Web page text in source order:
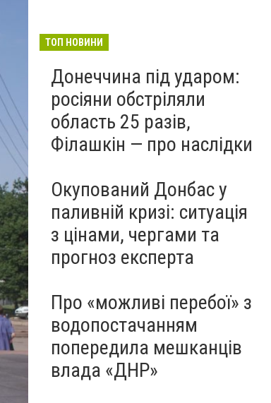
ТОП НОВИНИ
Донеччина під ударом:
росіяни обстріляли
область 25 разів,
Філашкін — про наслідки
Окупований Донбас у
паливній кризі: ситуація
з цінами, чергами та
прогноз експерта
Про «можливі перебої» з
водопостачанням
попередила мешканців
влада «ДНР»